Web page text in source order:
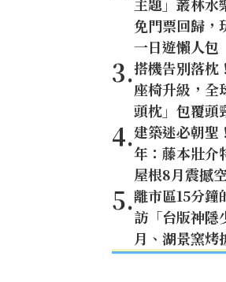
免門票回歸，
一日遊懶人包
3.搭機告別落枕
座椅升級，
頭枕」包覆頭
4.建築迷必朝聖
年：藤本壯介
屋根8月震撼
5.離市區15分鐘
訪「台版神隱
月、湖景窯烤